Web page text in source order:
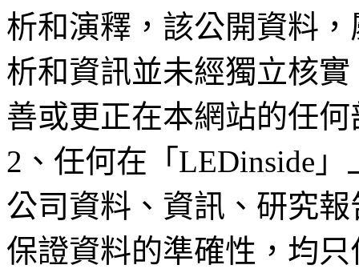
析和演釋，該公開資料
析和資訊並未經獨立核
善或更正在本網站的任
2、任何在「LEDinside
公司資料、資訊、研究
保證資料的準確性，均